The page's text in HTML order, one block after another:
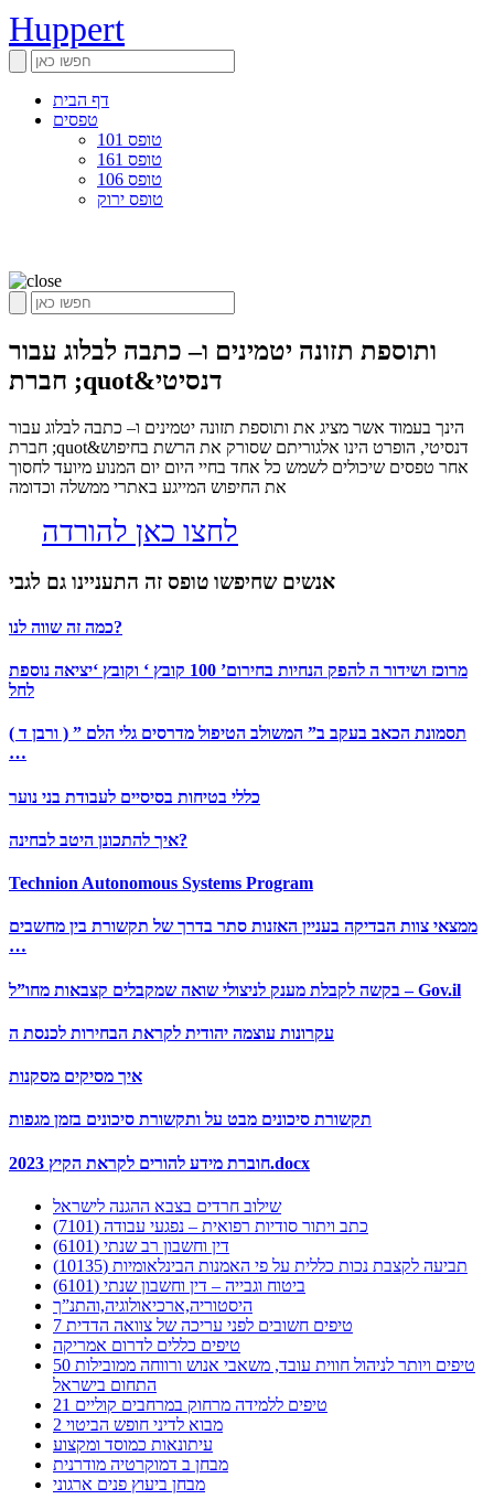
Huppert
דף הבית
טפסים
טופס 101
טופס 161
טופס 106
טופס ירוק
ותוספת תזונה יטמינים ו– כתבה לבלוג עבור
חברת ;quot&דנסיטי
הינך בעמוד אשר מציג את ותוספת תזונה יטמינים ו– כתבה לבלוג עבור
חברת ;quot&דנסיטי, הופרט הינו אלגוריתם שסורק את הרשת בחיפוש
אחר טפסים שיכולים לשמש כל אחד בחיי היום יום המנוע מיועד לחסוך
את החיפוש המייגע באתרי ממשלה וכדומה
לחצו כאן להורדה
אנשים שחיפשו טופס זה התעניינו גם לגבי
כמה זה שווה לנו?
מרוכז ושידור ה להפק הנחיות בחירום’ 100 קובץ ‘ וקובץ ‘יציאה נוספת
לחל
( ורבן ד ) ” תסמונת הכאב בעקב ב” המשולב הטיפול מדרסים גלי הלם
…
כללי בטיחות בסיסיים לעבודת בני נוער
איך להתכונן היטב לבחינה?
Technion Autonomous Systems Program
ממצאי צוות הבדיקה בעניין האזנות סתר בדרך של תקשורת בין מחשבים
…
בקשה לקבלת מענק לניצולי שואה שמקבלים קצבאות מחו”ל – Gov.il
עקרונות עוצמה יהודית לקראת הבחירות לכנסת ה
איך מסיקים מסקנות
תקשורת סיכונים מבט על ותקשורת סיכונים בזמן מגפות
חוברת מידע להורים לקראת הקיץ 2023.docx
שילוב חרדים בצבא ההגנה לישראל
כתב ויתור סודיות רפואית – נפגעי עבודה (7101)
דין וחשבון רב שנתי (6101)
תביעה לקצבת נכות כללית על פי האמנות הבינלאומיות (10135)
ביטוח וגבייה – דין וחשבון שנתי (6101)
היסטוריה,ארכיאולוגיה,והתנ”ך
7 טיפים חשובים לפני עריכה של צוואה הדדית
טיפים כללים לדרום אמריקה
50 טיפים ויותר לניהול חווית עובד, משאבי אנוש ורווחה ממובילות
התחום בישראל
21 טיפים ללמידה מרחוק במרחבים קוליים
מבוא לדיני חופש הביטוי 2
עיתונאות כמוסד ומקצוע
מבחן ב דמוקרטיה מודרנית
מבחן ביעוץ פנים ארגוני